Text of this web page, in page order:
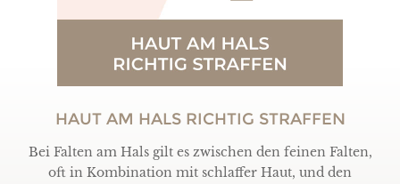
HAUT AM HALS RICHTIG STRAFFEN
Bei Falten am Hals gilt es zwischen den feinen Falten,
oft in Kombination mit schlaffer Haut, und den